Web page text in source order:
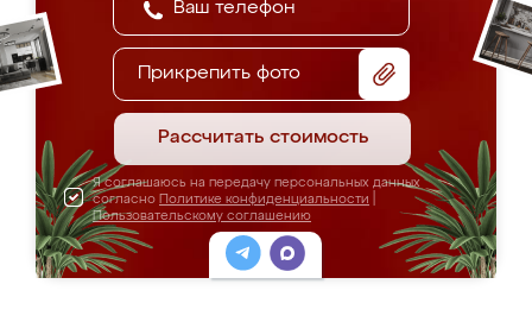
Прикрепить фото
Рассчитать стоимость
Я соглашаюсь на передачу персональных данных
согласно Политике конфиденциальности
Пользовательскому соглашению